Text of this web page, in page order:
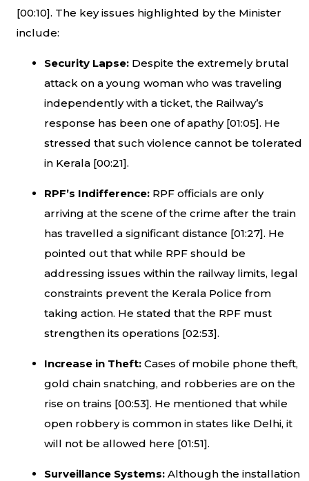
[00:10]. The key issues highlighted by the Minister
include:
Security Lapse: Despite the extremely brutal
attack on a young woman who was traveling
independently with a ticket, the Railway’s
response has been one of apathy [01:05]. He
stressed that such violence cannot be tolerated
in Kerala [00:21].
RPF’s Indifference: RPF officials are only
arriving at the scene of the crime after the train
has travelled a significant distance [01:27]. He
pointed out that while RPF should be
addressing issues within the railway limits, legal
constraints prevent the Kerala Police from
taking action. He stated that the RPF must
strengthen its operations [02:53].
Increase in Theft: Cases of mobile phone theft,
gold chain snatching, and robberies are on the
rise on trains [00:53]. He mentioned that while
open robbery is common in states like Delhi, it
will not be allowed here [01:51].
Surveillance Systems: Although the installation